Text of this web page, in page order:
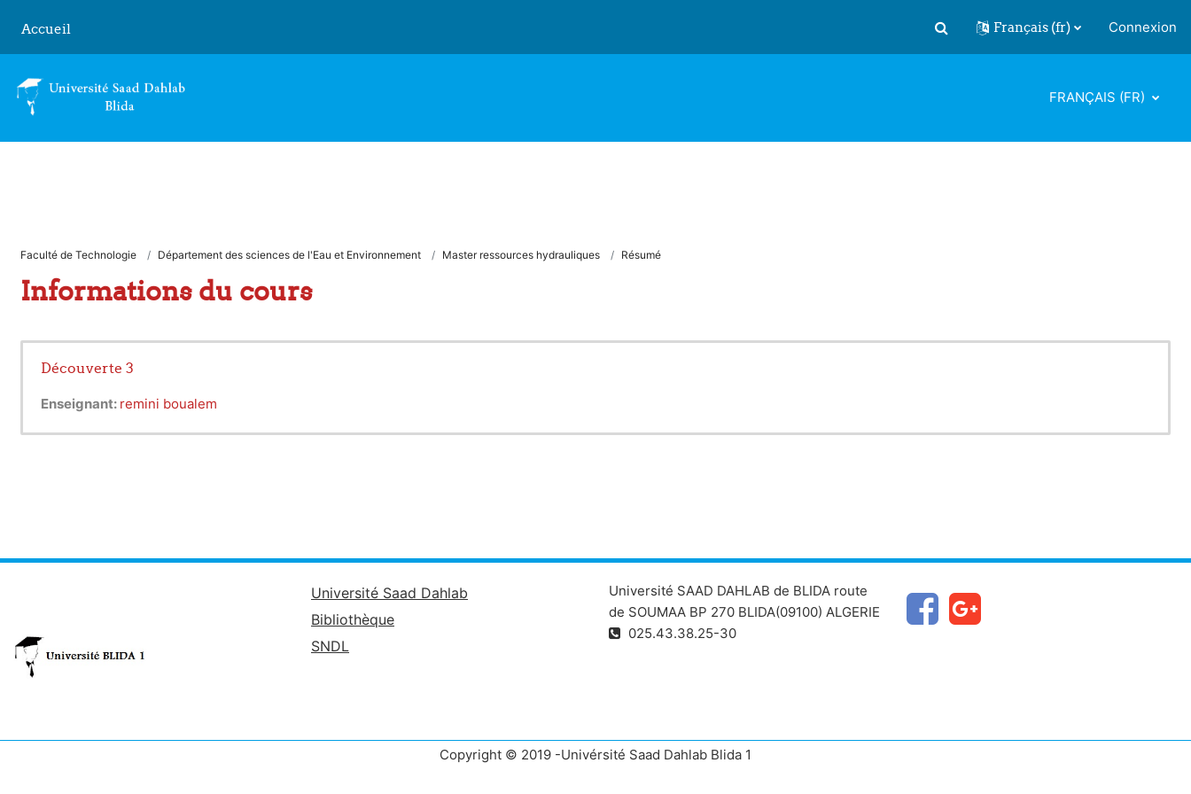
Accueil
Activer/désactiver la saisie de
Français ‎(fr)‎ Connexion
FRANÇAIS ‎(FR)‎
Faculté de Technologie Département des sciences de l'Eau et Environnement Master ressources hydrauliques Résumé
Informations du cours
Découverte 3
Enseignant: remini boualem
Université Saad Dahlab
Bibliothèque
SNDL
Université SAAD DAHLAB de BLIDA route
de SOUMAA BP 270 BLIDA(09100) ALGERIE
025.43.38.25-30
Copyright © 2019 -Univérsité Saad Dahlab Blida 1